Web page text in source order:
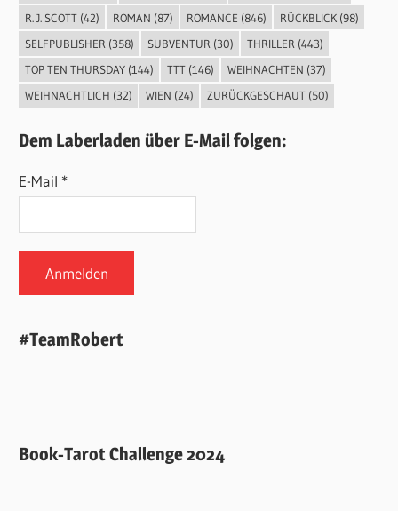
R. J. SCOTT(42) ROMAN (87) ROMANCE (846) RÜCKBLICK(98)
SELFPUBLISHER (358) SUBVENTUR (30) THRILLER (443)
TOP TEN THURSDAY(144) TTT(146) WEIHNACHTEN (37)
WEIHNACHTLICH (32) WIEN (24) ZURÜCKGESCHAUT(50)
Dem Laberladen über E-Mail folgen:
E-Mail *
#TeamRobert
Book-Tarot Challenge 2024